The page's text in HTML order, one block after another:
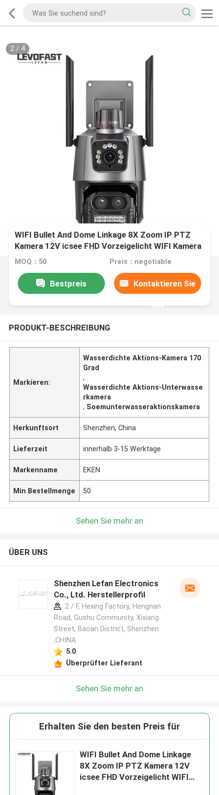
2/ 4
WIFI Bullet And Dome Linkage 8X Zoom IP PTZ
Kamera 12V icsee FHD Vorzeigelicht WIFI Kamera
MOQ：50 Preis：negotiable
Bestpreis Kontaktieren Sie
uns
PRODUKT-BESCHREIBUNG
Markieren:
Wasserdichte Aktions-Kamera 170
Grad
,
Wasserdichte Aktions-Unterwasse
rkamera
, Soemunterwasseraktionskamera
Herkunftsort Shenzhen, China
Lieferzeit innerhalb 3-15 Werktage
Markenname EKEN
Min Bestellmenge 50
Sehen Sie mehr an
ÜBER UNS
Shenzhen Lefan Electronics
Co., Ltd. Herstellerprofil
2 / F, Hexing Factory, Hengnan
Road, Gushu Community, Xixiang
Street, Baoan District, Shenzhen
,CHINA
5.0
Überprüfter Lieferant
Sehen Sie mehr an
Erhalten Sie den besten Preis für
WIFI Bullet And Dome Linkage
8X Zoom IP PTZ Kamera 12V
icsee FHD Vorzeigelicht WIFI